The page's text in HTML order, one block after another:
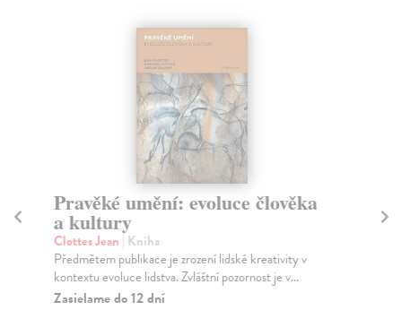
Pravěké umění: evoluce člověka
a kultury
Clottes Jean | Kniha
Předmětem publikace je zrození lidské kreativity v
kontextu evoluce lidstva. Zvláštní pozornost je v...
Zasielame do 12 dní